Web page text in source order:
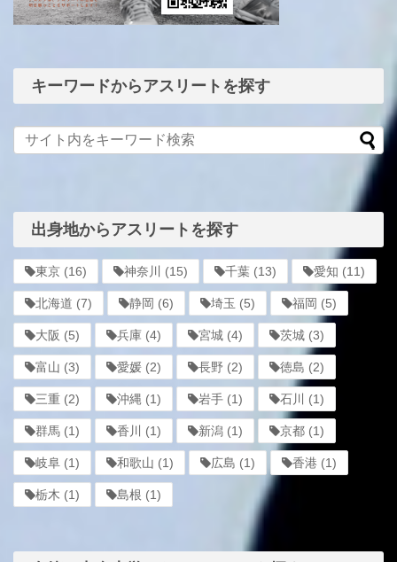
キーワードからアスリートを探す
出身地からアスリートを探す
東京 (16) 神奈川 (15) 千葉 (13) 愛知 (11)
北海道 (7) 静岡 (6) 埼玉 (5) 福岡 (5)
大阪 (5) 兵庫 (4) 宮城 (4) 茨城 (3)
富山 (3) 愛媛 (2) 長野 (2) 徳島 (2)
三重 (2) 沖縄 (1) 岩手 (1) 石川 (1)
群馬 (1) 香川 (1) 新潟 (1) 京都 (1)
岐阜 (1) 和歌山 (1) 広島 (1) 香港 (1)
栃木 (1) 島根 (1)